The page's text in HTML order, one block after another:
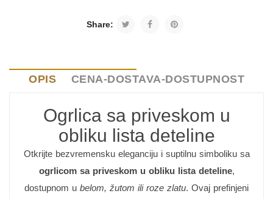
Share:
OPIS CENA-DOSTAVA-DOSTUPNOST
Ogrlica sa priveskom u
obliku lista deteline
Otkrijte bezvremensku eleganciju i suptilnu simboliku sa
ogrlicom sa priveskom u obliku lista deteline,
dostupnom u belom, žutom ili roze zlatu. Ovaj prefinjeni